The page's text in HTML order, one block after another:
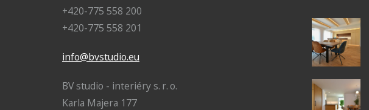
+420-775 558 200
+420-775 558 201
info@bvstudio.eu
BV studio - interiéry s. r. o.
Karla Majera 177